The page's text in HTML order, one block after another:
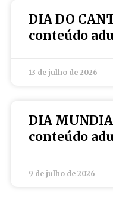
DIA DO
conteúdo
13 de julho de 2026
DIA
conteúdo
9 de julho de 2026